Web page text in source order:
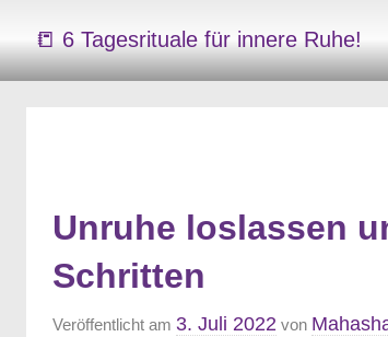
Rocks-
📒 6 Tagesrituale für innere Ruhe!
Unruhe loslassen
Schritten
Veröffentlicht am 3. Juli 2022 von